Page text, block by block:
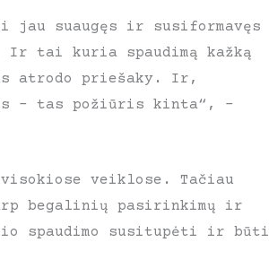
suaugęs ir susiformavęs
tai kuria spaudimą kažką
atrodo priešaky. Ir,
– tas požiūris kinta“, –
veiklose. Tačiau
begalinių pasirinkimų ir
spaudimo susitupėti ir būti